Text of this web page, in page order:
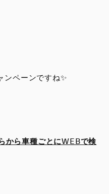
ンペーンですね✨
から車種ごとにWEBで検